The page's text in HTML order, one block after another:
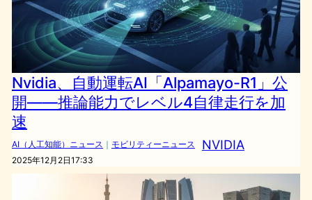
Nvidia、自動運転AI「Alpamayo-R1」公
開——推論能力でレベル4自律走行を加
速
AI（人工知能）ニュース ｜ モビリティーニュース NVIDIA
2025年12月2日17:33